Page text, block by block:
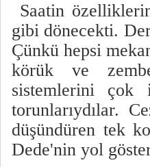
Saatin
gibi dönecekti.
Çünkü hepsi
körük ve
sistemlerini çok
torunlarıydılar.
düşündüren tek
Dede'nin yol